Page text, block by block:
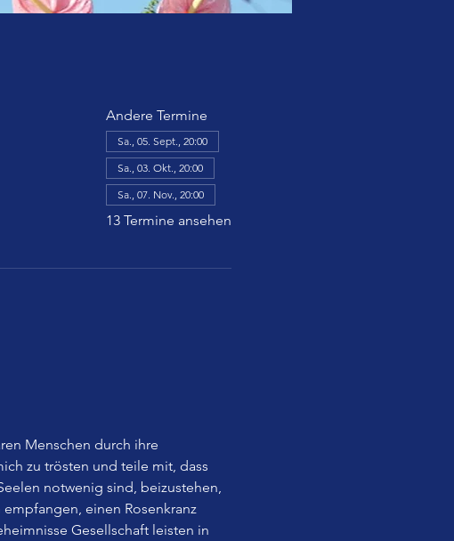
Andere Termine
Sa., 05. Sept., 20:00
Sa., 03. Okt., 20:00
Sa., 07. Nov., 20:00
13 Termine ansehen
Menschen durch ihre
zu trösten und teile mit, dass
notwenig sind, beizustehen,
einen Rosenkranz
Gesellschaft leisten in